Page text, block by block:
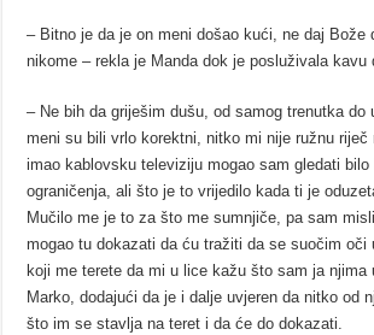
– Bitno je da je on meni došao kući, ne daj Bože
nikome – rekla je Manda dok je posluživala kavu
– Ne bih da griješim dušu, od samog trenutka do
meni su bili vrlo korektni, nitko mi nije ružnu riječ
imao kablovsku televiziju mogao sam gledati bilo
ograničenja, ali što je to vrijedilo kada ti je
Mučilo me je to za što me sumnjiče, pa sam
mogao tu dokazati da ću tražiti da se suočim oči
koji me terete da mi u lice kažu što sam ja njima
Marko, dodajući da je i dalje uvjeren da nitko od
što im se stavlja na teret i da će do dokazati.